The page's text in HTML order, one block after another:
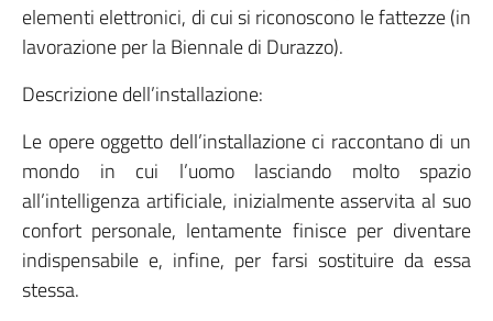
elementi elettronici, di cui si riconoscono le fattezze (in
lavorazione per la Biennale di Durazzo).
Descrizione dell’installazione:
Le opere oggetto dell’installazione ci raccontano di un
mondo in cui l’uomo lasciando molto spazio
all’intelligenza artificiale, inizialmente asservita al suo
confort personale, lentamente finisce per diventare
indispensabile e, infine, per farsi sostituire da essa
stessa.